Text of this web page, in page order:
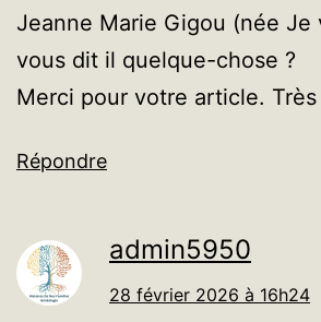
Jeanne Marie Gigou (née Je
vous dit il quelque-chose ?
Merci pour votre article.
Répondre
admin5950
28 février 2026 à 16h24